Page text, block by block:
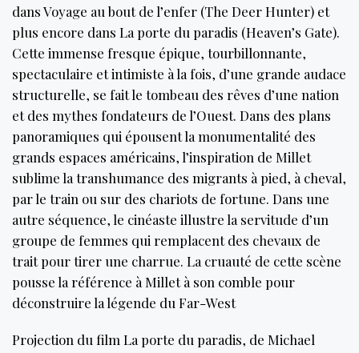
dans Voyage au bout de l’enfer (The Deer Hunter) et
plus encore dans La porte du paradis (Heaven’s Gate).
Cette immense fresque épique, tourbillonnante,
spectaculaire et intimiste à la fois, d’une grande audace
structurelle, se fait le tombeau des rêves d’une nation
et des mythes fondateurs de l’Ouest. Dans des plans
panoramiques qui épousent la monumentalité des
grands espaces américains, l’inspiration de Millet
sublime la transhumance des migrants à pied, à cheval,
par le train ou sur des chariots de fortune. Dans une
autre séquence, le cinéaste illustre la servitude d’un
groupe de femmes qui remplacent des chevaux de
trait pour tirer une charrue. La cruauté de cette scène
pousse la référence à Millet à son comble pour
déconstruire la légende du Far-West
Projection du film La porte du paradis, de Michael